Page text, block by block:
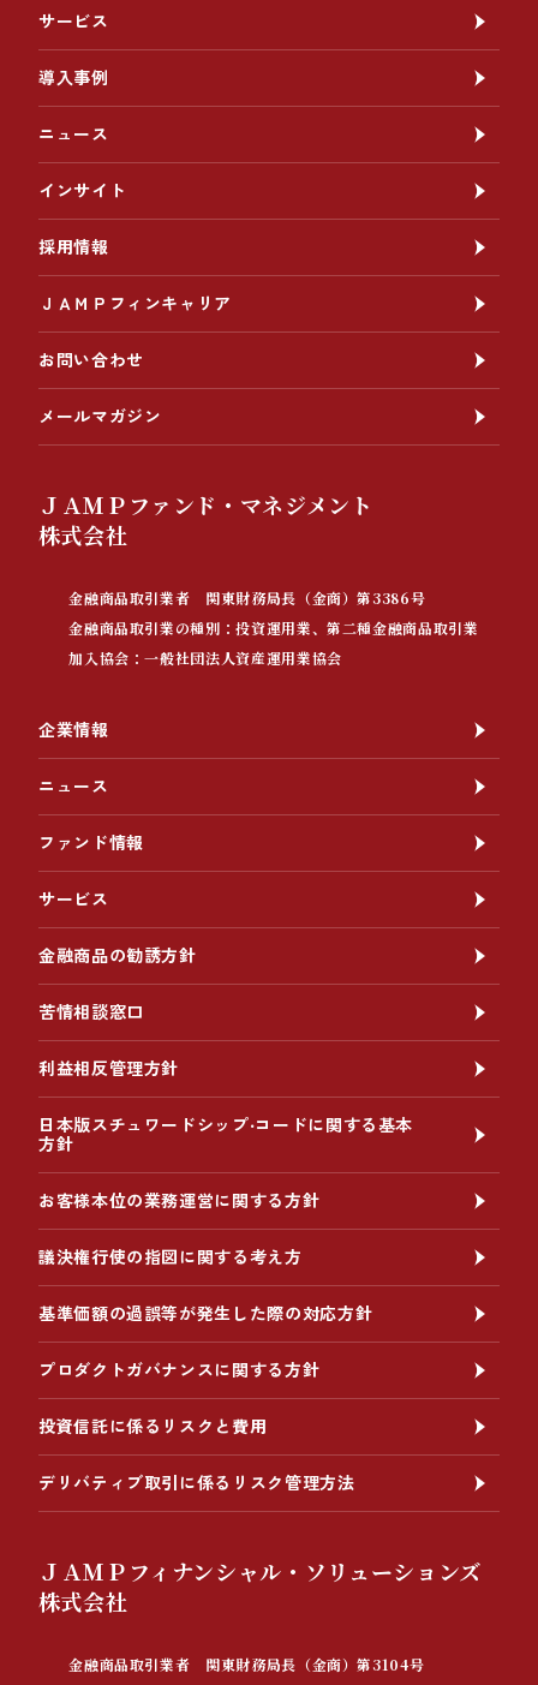
サービス
導入事例
ニュース
インサイト
採用情報
ＪＡＭＰフィンキャリア
お問い合わせ
メールマガジン
ＪＡＭＰファンド・マネジメント
株式会社
金融商品取引業者 関東財務局長（金商）第3386号
金融商品取引業の種別：投資運用業、第二種金融商品取引業
加入協会：一般社団法人資産運用業協会
企業情報
ニュース
ファンド情報
サービス
金融商品の勧誘方針
苦情相談窓口
利益相反管理方針
日本版スチュワードシップ‧コードに関する基本
方針
お客様本位の業務運営に関する方針
議決権行使の指図に関する考え方
基準価額の過誤等が発生した際の対応方針
プロダクトガバナンスに関する方針
投資信託に係るリスクと費用
デリバティブ取引に係るリスク管理方法
ＪＡＭＰフィナンシャル・ソリューションズ
株式会社
金融商品取引業者 関東財務局長（金商）第3104号